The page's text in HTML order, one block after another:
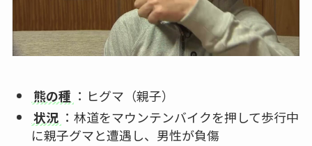
熊の種 ：ヒグマ（親子）
状況 ：林道をマウンテンバイクを押して歩行中
に親子グマと遭遇し、男性が負傷